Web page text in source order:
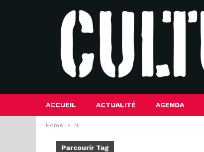
ACCUEIL ACTUALITÉ AGENDA
Home Ni
Parcourir Tag